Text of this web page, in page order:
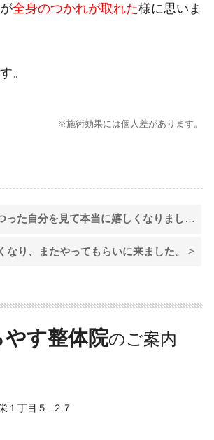
全身のつかれが取れた様に思いま
。
※施術効果には個人差があります。
った自分を見て本当に嬉しくなりました。
なり、またやってもらいに来ました。 >
やす整体院
１丁目５−２７